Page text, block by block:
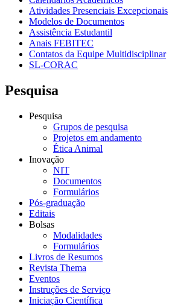
Atividades Presenciais Excepcionais
Modelos de Documentos
Assistência Estudantil
Anais FEBITEC
Contatos da Equipe Multidisciplinar
SL-CORAC
Pesquisa
Pesquisa
Grupos de pesquisa
Projetos em andamento
Ética Animal
Inovação
NIT
Documentos
Formulários
Pós-graduação
Editais
Bolsas
Modalidades
Formulários
Livros de Resumos
Revista Thema
Eventos
Instruções de Serviço
Iniciação Científica